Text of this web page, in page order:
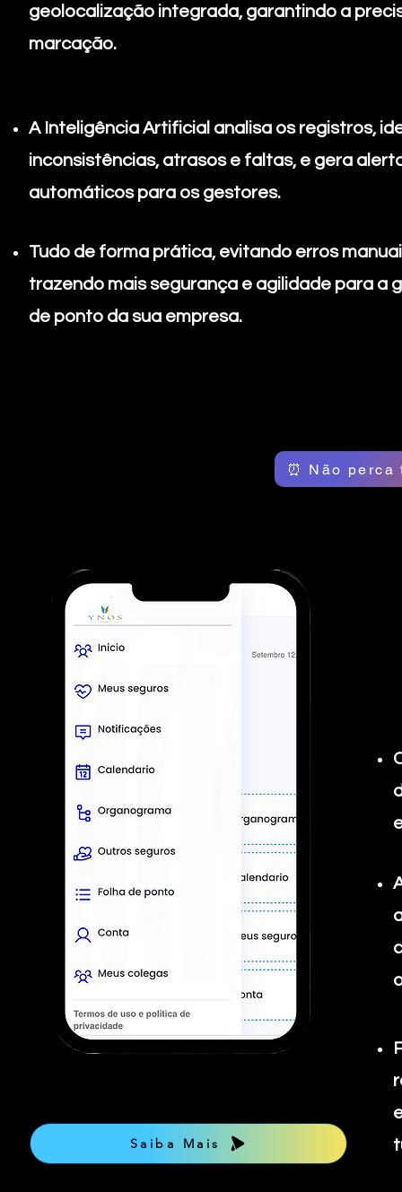
geolocalização integrada, garantindo a
marcação.
A Inteligência Artificial analisa os registros,
inconsistências, atrasos e faltas, e gera
automáticos para os gestores.
Tudo de forma prática, evitando erros
trazendo mais segurança e agilidade para a
de ponto da sua empresa.
⏰ Não
Saiba Mais